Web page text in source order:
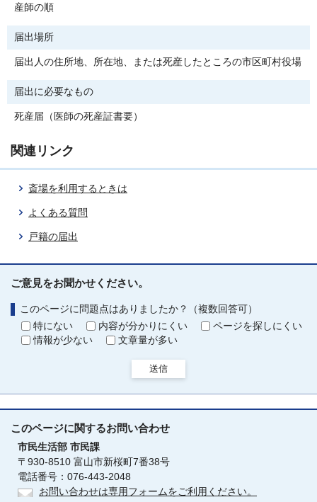
産師の順
届出場所
届出人の住所地、所在地、または死産したところの市区町村役場
届出に必要なもの
死産届（医師の死産証書要）
関連リンク
斎場を利用するときは
よくある質問
戸籍の届出
ご意見をお聞かせください。
このページに問題点はありましたか？（複数回答可）
特にない
内容が分かりにくい
ページを探しにくい
情報が少ない
文章量が多い
送信
このページに関するお問い合わせ
市民生活部 市民課
〒930-8510 富山市新桜町7番38号
電話番号：076-443-2048
お問い合わせは専用フォームをご利用ください。